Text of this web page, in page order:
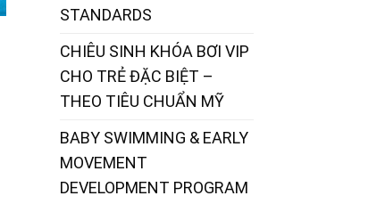
STANDARDS
CHIÊU SINH KHÓA BƠI VIP
CHO TRẺ ĐẶC BIỆT –
THEO TIÊU CHUẨN MỸ
BABY SWIMMING & EARLY
MOVEMENT
DEVELOPMENT PROGRAM